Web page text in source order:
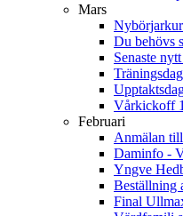
Mars
Du behövs
Senaste
Vårkickoff
Februari
Anmälan
Daminfo -
Yngve
Beställning
Final